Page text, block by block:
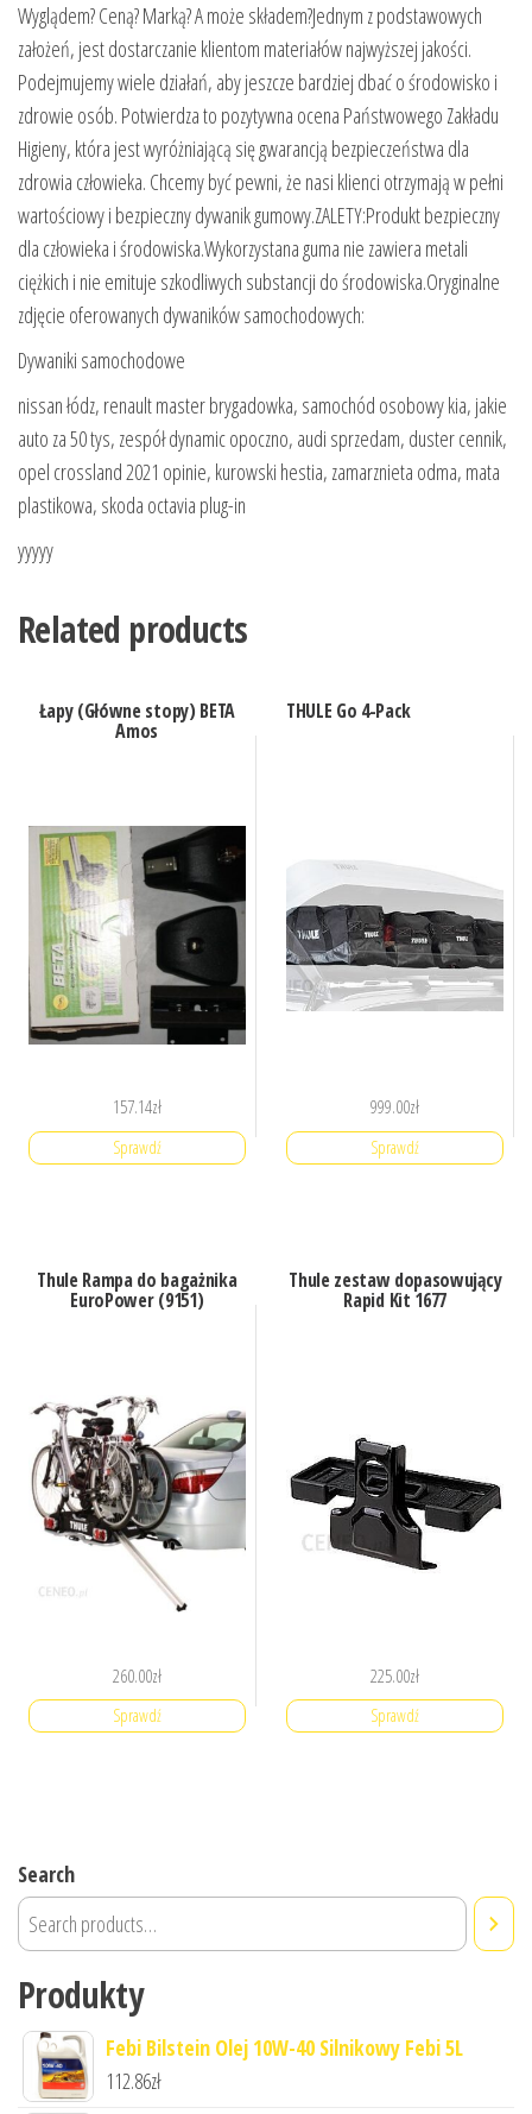
Wyglądem? Ceną? Marką? A może składem?Jednym z podstawowych
założeń, jest dostarczanie klientom materiałów najwyższej jakości.
Podejmujemy wiele działań, aby jeszcze bardziej dbać o środowisko i
zdrowie osób. Potwierdza to pozytywna ocena Państwowego Zakładu
Higieny, która jest wyróżniającą się gwarancją bezpieczeństwa dla
zdrowia człowieka. Chcemy być pewni, że nasi klienci otrzymają w pełni
wartościowy i bezpieczny dywanik gumowy.ZALETY:Produkt bezpieczny
dla człowieka i środowiska.Wykorzystana guma nie zawiera metali
ciężkich i nie emituje szkodliwych substancji do środowiska.Oryginalne
zdjęcie oferowanych dywaników samochodowych:
Dywaniki samochodowe
nissan łódz, renault master brygadowka, samochód osobowy kia, jakie
auto za 50 tys, zespół dynamic opoczno, audi sprzedam, duster cennik,
opel crossland 2021 opinie, kurowski hestia, zamarznieta odma, mata
plastikowa, skoda octavia plug-in
yyyyy
Related products
Łapy (Główne stopy) BETA
Amos
157.14zł
Sprawdź
THULE Go 4-Pack
999.00zł
Sprawdź
Thule Rampa do bagażnika
EuroPower (9151)
260.00zł
Sprawdź
Thule zestaw dopasowujący
Rapid Kit 1677
225.00zł
Sprawdź
Search
Produkty
Febi Bilstein Olej 10W-40 Silnikowy Febi 5L
112.86zł